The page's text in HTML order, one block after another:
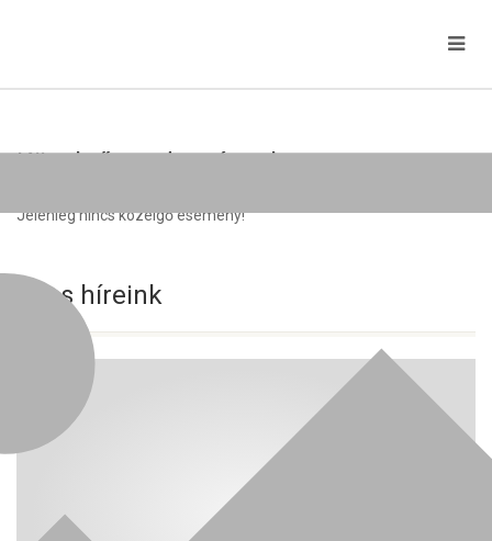
Közelgő rendezvények
Jelenleg nincs közelgő esemény!
Friss híreink